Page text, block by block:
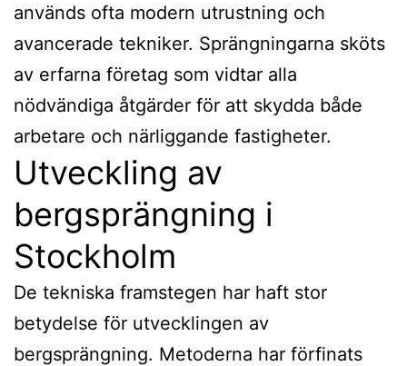
används ofta modern utrustning och
avancerade tekniker. Sprängningarna sköts
av erfarna företag som vidtar alla
nödvändiga åtgärder för att skydda både
arbetare och närliggande fastigheter.
Utveckling av
bergsprängning i
Stockholm
De tekniska framstegen har haft stor
betydelse för utvecklingen av
bergsprängning. Metoderna har förfinats